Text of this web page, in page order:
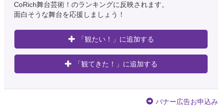
CoRich舞台芸術！のランキングに反映されます。
面白そうな舞台を応援しましょう！
「観たい！」に追加する
「観てきた！」に追加する
バナー広告お申込み